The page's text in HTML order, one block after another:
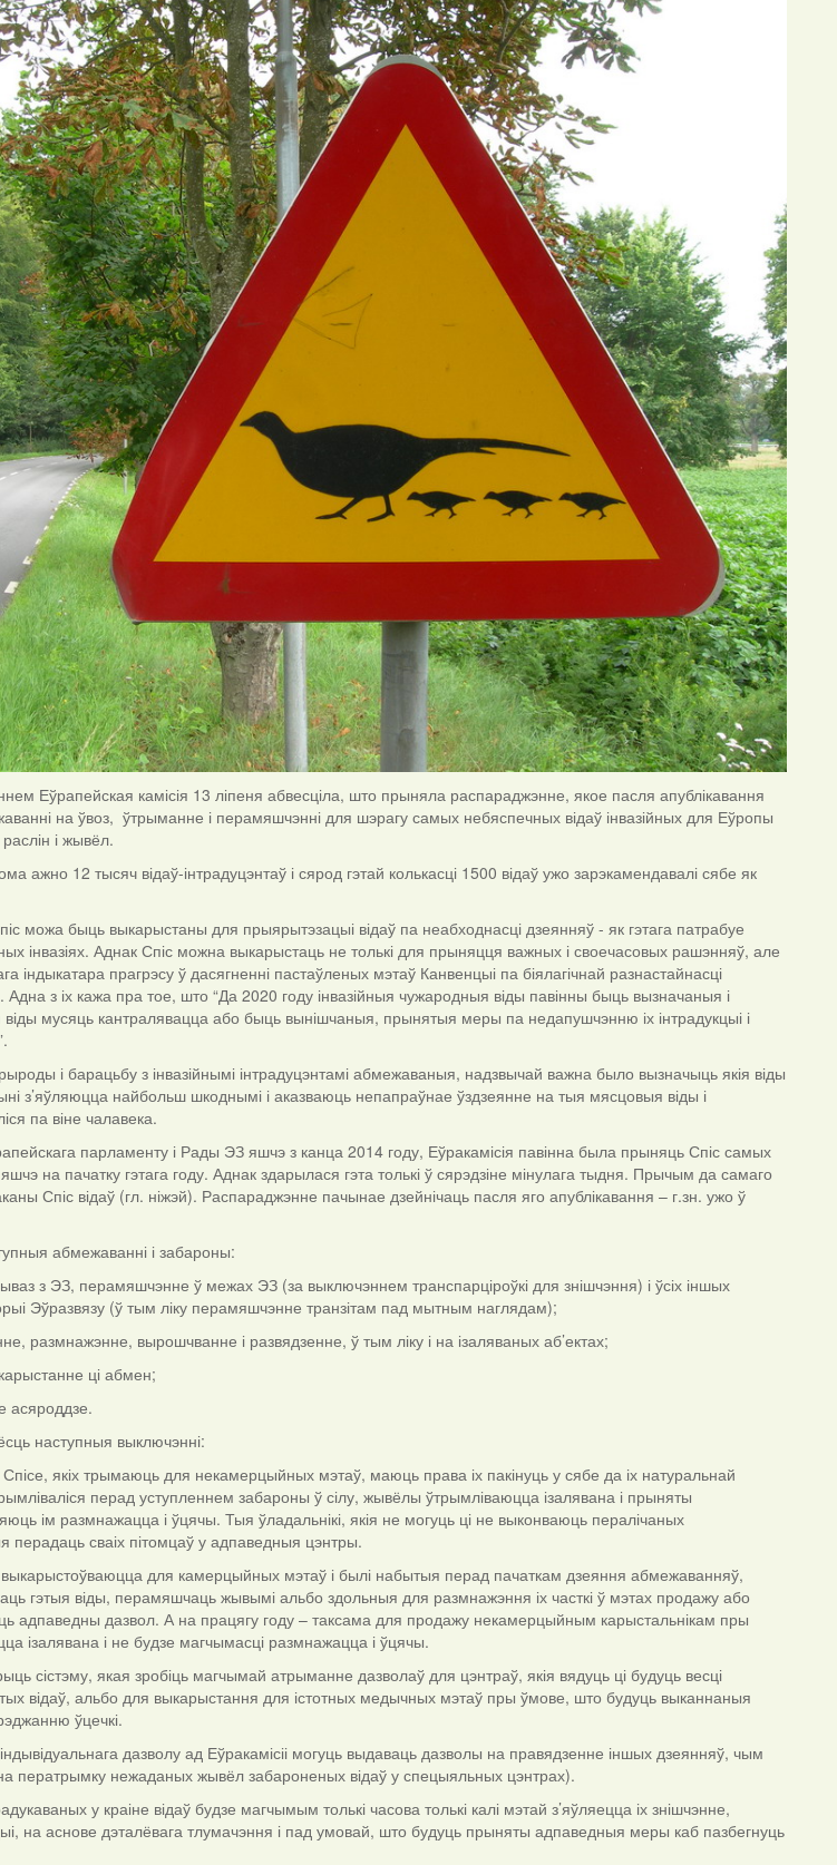
Еўрапейская камісія 13 ліпеня абвесціла, што прыняла распараджэнне, якое пасля апублікавання
на ўвоз, ўтрыманне і перамяшчэнні для шэрагу самых небяспечных відаў інвазійных для Еўропы
і жывёл.
12 тысяч відаў-інтрадуцэнтаў і сярод гэтай колькасці 1500 відаў ужо зарэкамендавалі сябе як
можа быць выкарыстаны для прыярытэзацыі відаў па неабходнасці дзеянняў - як гэтага патрабуе
інвазіях. Аднак Спіс можна выкарыстаць не толькі для прыняцця важных і своечасовых рашэнняў, але
індыкатара прагрэсу ў дасягненні пастаўленых мэтаў Канвенцыі па біялагічнай разнастайнасці
з іх кажа пра тое, што “Да 2020 году інвазійныя чужародныя віды павінны быць вызначаныя і
мусяць кантралявацца або быць вынішчаныя, прынятыя меры па недапушчэнню іх інтрадукцыі і
і барацьбу з інвазійнымі інтрадуцэнтамі абмежаваныя, надзвычай важна было вызначыць якія віды
з’яўляюцца найбольш шкоднымі і аказваюць непапраўнае ўздзеянне на тыя мясцовыя віды і
па віне чалавека.
парламенту і Рады ЭЗ яшчэ з канца 2014 году, Еўракамісія павінна была прыняць Спіс самых
на пачатку гэтага году. Аднак здарылася гэта толькі ў сярэдзіне мінулага тыдня. Прычым да самаго
Спіс відаў (гл. ніжэй). Распараджэнне пачынае дзейнічаць пасля яго апублікавання – г.зн. ужо ў
абмежаванні і забароны:
з ЭЗ, перамяшчэнне ў межах ЭЗ (за выключэннем транспарціроўкі для знішчэння) і ўсіх іншых
Эўразвязу (ў тым ліку перамяшчэнне транзітам пад мытным наглядам);
размнажэнне, вырошчванне і развядзенне, ў тым ліку і на ізаляваных аб’ектах;
ці абмен;
асяроддзе.
наступныя выключэнні:
якіх трымаюць для некамерцыйных мэтаў, маюць права іх пакінуць у сябе да іх натуральнай
перад уступленнем забароны ў сілу, жывёлы ўтрымліваюцца ізалявана і прыняты
ім размнажацца і ўцячы. Тыя ўладальнікі, якія не могуць ці не выконваюць пералічаных
сваіх пітомцаў у адпаведныя цэнтры.
выкарыстоўваюцца для камерцыйных мэтаў і былі набытыя перад пачаткам дзеяння абмежаванняў,
гэтыя віды, перамяшчаць жывымі альбо здольныя для размнажэння іх часткі ў мэтах продажу або
адпаведны дазвол. А на працягу году – таксама для продажу некамерцыйным карыстальнікам пры
ізалявана і не будзе магчымасці размнажацца і ўцячы.
сістэму, якая зробіць магчымай атрыманне дазволаў для цэнтраў, якія вядуць ці будуць весці
відаў, альбо для выкарыстання для істотных медычных мэтаў пры ўмове, што будуць выканнаныя
ўцечкі.
дазволу ад Еўракамісіі могуць выдаваць дазволы на правядзенне іншых дзеянняў, чым
ператрымку нежаданых жывёл забароненых відаў у спецыяльных цэнтрах).
у краіне відаў будзе магчымым толькі часова толькі калі мэтай з’яўляецца іх знішчэнне,
на аснове дэталёвага тлумачэння і пад умовай, што будуць прыняты адпаведныя меры каб пазбегнуць